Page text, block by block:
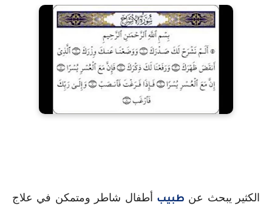
الكثير يبحث عن طبيب
أطفال شاطر ومتمكن في علاج